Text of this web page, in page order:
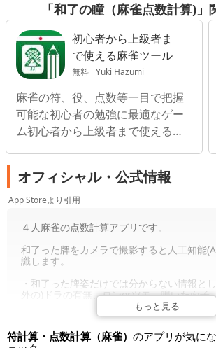
「和了の瞳（麻雀点数計算)」
初心者から上級者ま
で使える麻雀ツール
無料 Yuki Hazumi
麻雀の符、役、点数等一目で把握
可能な初心者の勉強に最適なゲー
ム初心者から上級者まで使える麻
オフィシャル・公式情報
App Storeより引用
もっと見る
４人麻雀の点数計算アプリです。
和了った牌をカメラで撮影すると人工知能
識します。
・和了った牌姿だけでは分からない情報と
外の)ドラの有無、ロンorツモ、鳴いた面子
牌、連チャン数等があります。これらは手
ります（でなければ符計算が出来ないため
弱ほどで完了できます。
符計算・点数計算（麻雀） のアプリが気に